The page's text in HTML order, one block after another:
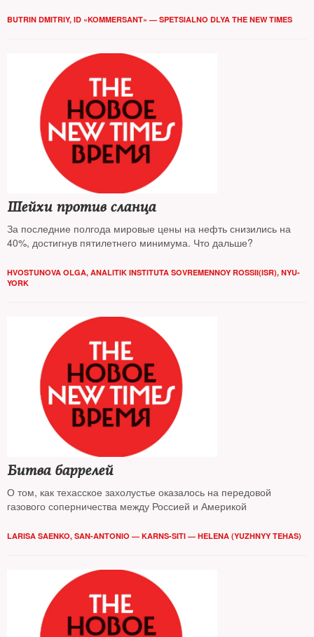
BUTRIN DMITRIY, ID «KOMMERSANT» — SPETSIALNO DLYA THE NEW TIMES
Шейхи против сланца
За последние полгода мировые цены на нефть снизились на
40%, достигнув пятилетнего минимума. Что дальше?
HVOSTUNOVA OLGA, ANALITIK INSTITUTA SOVREMENNOY ROSSII(ISR), NYU-
YORK
Битва баррелей
О том, как техасское захолустье оказалось на передовой
газового соперничества между Россией и Америкой
LARISA SAENKO, SAN-ANTONIO — KARNS-SITI — HELENA (YUZHNYY TEHAS)